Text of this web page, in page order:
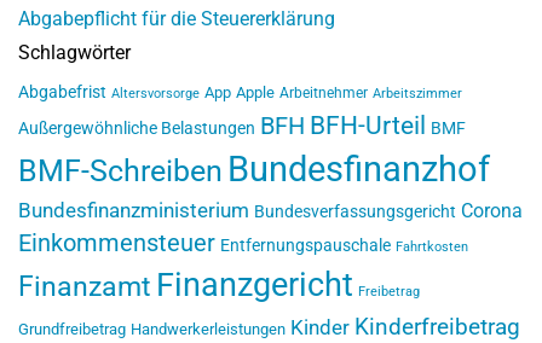
Abgabepflicht für die Steuererklärung
Schlagwörter
Abgabefrist Altersvorsorge App Apple Arbeitnehmer Arbeitszimmer
Außergewöhnliche Belastungen BFH BFH-Urteil BMF
BMF-Schreiben Bundesfinanzhof
Bundesfinanzministerium Bundesverfassungsgericht Corona
Einkommensteuer Entfernungspauschale Fahrtkosten
Finanzamt Finanzgericht Freibetrag
Grundfreibetrag Handwerkerleistungen Kinder Kinderfreibetrag